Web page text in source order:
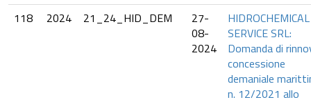
118
2024 21_24_HID_DEM
27-
08-
2024
HIDROCHEMICAL
SERVICE SRL:
Domanda di
concessione
demaniale
n. 12/2021 allo